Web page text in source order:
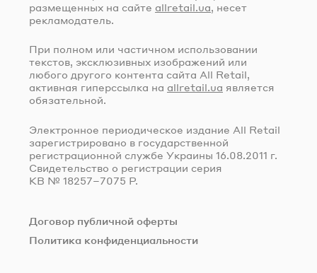
размещенных на сайте allretail.ua, несет
рекламодатель.
При полном или частичном использовании
текстов, эксклюзивных изображений или
любого другого контента сайта All Retail,
активная гиперссылка на allretail.ua является
обязательной.
Электронное периодическое издание All Retail
зарегистрировано в государственной
регистрационной службе Украины 16.08.2011 г.
Свидетельство о регистрации серия
КВ № 18257–7075 Р.
Договор публичной оферты
Политика конфиденциальности